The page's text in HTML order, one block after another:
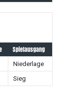
Spielausgang
Niederlage
Sieg